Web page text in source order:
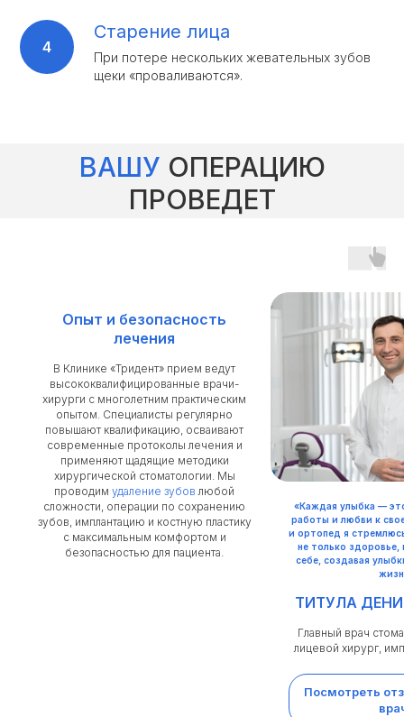
Старение лица
При потере нескольких жевательных зубов
щеки «проваливаются».
ВАШУ ОПЕРАЦИЮ
ПРОВЕДЕТ
Опыт и безопасность
лечения
В Клинике «Тридент» прием ведут
высококвалифицированные врачи-
хирурги с многолетним практическим
опытом. Специалисты регулярно
повышают квалификацию, осваивают
современные протоколы лечения и
применяют щадящие методики
хирургической стоматологии. Мы
проводим удаление зубов любой
сложности, операции по сохранению
зубов, имплантацию и костную пластику
с максимальным комфортом и
безопасностью для пациента.
«Каждая улыбка —
работы и любви к
и ортопед я
не только здоровье,
себе, создавая
ТИТУЛА
Главный врач
лицевой хирург,
Посмотреть